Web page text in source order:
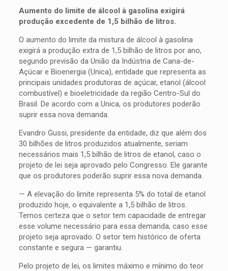
Aumento do limite de álcool à gasolina exigirá
produção excedente de 1,5 bilhão de litros.
O aumento do limite da mistura de álcool à gasolina
exigirá a produção extra de 1,5 bilhão de litros por ano,
segundo previsão da União da Indústria de Cana-de-
Açúcar e Bioenergia (Unica), entidade que representa as
principais unidades produtoras de açúcar, etanol (álcool
combustível) e bioeletricidade da região Centro-Sul do
Brasil. De acordo com a Unica, os produtores poderão
suprir essa nova demanda.
Evandro Gussi, presidente da entidade, diz que além dos
30 bilhões de litros produzidos atualmente, seriam
necessários mais 1,5 bilhão de litros de etanol, caso o
projeto de lei seja aprovado pelo Congresso. Ele garante
que os produtores poderão suprir essa nova demanda.
— A elevação do limite representa 5% do total de etanol
produzido hoje, o equivalente a 1,5 bilhão de litros.
Temos certeza que o setor tem capacidade de entregar
esse volume necessário para essa demanda, caso esse
projeto seja aprovado. O setor tem histórico de oferta
constante e segura — garantiu.
Pelo projeto de lei, os limites máximo e mínimo do teor